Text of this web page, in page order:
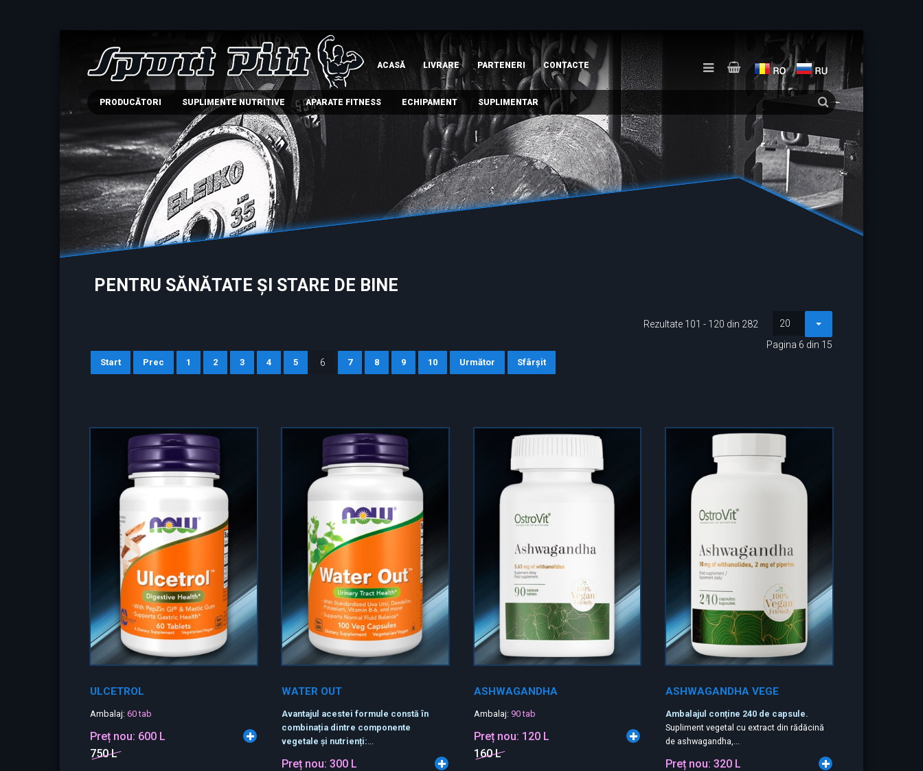
ACASĂ LIVRARE PARTENERI СONTACTE
PRODUCĂTORI SUPLIMENTE NUTRITIVE APARATE FITNESS ECHIPAMENT SUPLIMENTAR
PENTRU SĂNĂTATE ȘI STARE DE BINE
Rezultate 101 - 120 din 282 20
Start Prec 1 2 3 4 5 6 7 8 9 10 Următor Sfârșit
Pagina 6 din 15
ULCETROL
Ambalaj: 60 tab
Preț nou: 600 L
750 L
WATER OUT
Avantajul acestei formule constă în
combinația dintre componente
vegetale și nutrienți:
Preț nou:300 L
ASHWAGANDHA
Ambalaj: 90 tab
Preț nou: 120 L
160 L
ASHWAGANDHA VEGE
Ambalajul conține 240 de capsule.
Supliment vegetal cu extract din rădăcină
de ashwagandha,...
Preț nou:320 L